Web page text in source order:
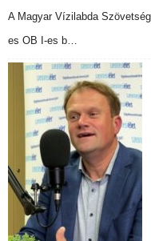
A Magyar Vízilabda
es OB I-es b…